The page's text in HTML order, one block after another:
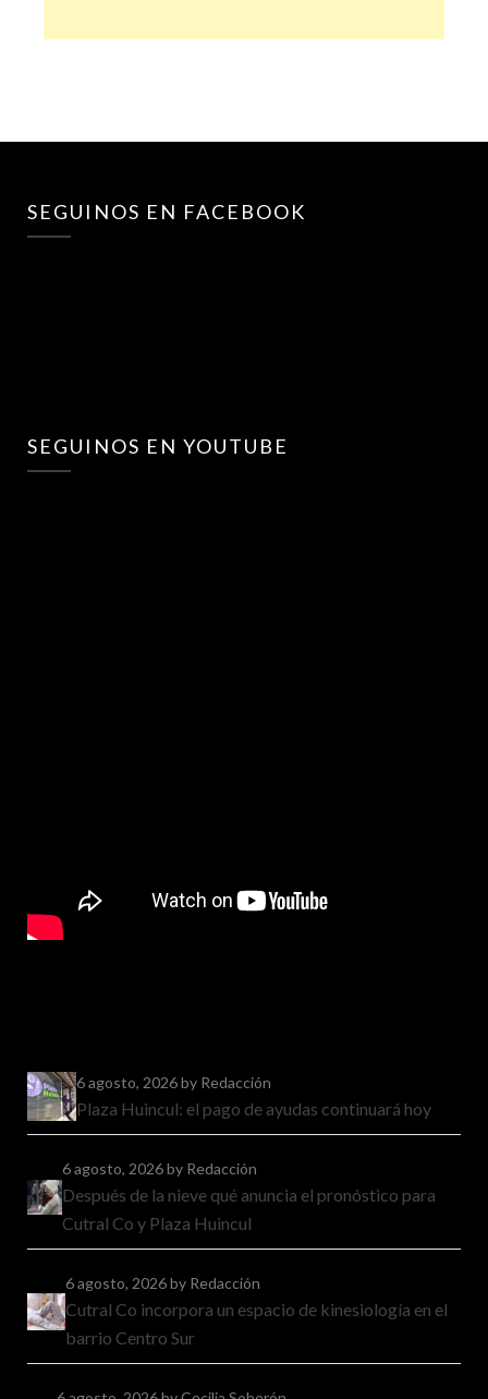
SEGUINOS EN FACEBOOK
SEGUINOS EN YOUTUBE
6 agosto, 2026by Redacción
Plaza Huincul: el pago de ayudas continuará hoy
6 agosto, 2026by Redacción
Después de la nieve qué anuncia el pronóstico para
Cutral Co y Plaza Huincul
6 agosto, 2026by Redacción
Cutral Co incorpora un espacio de kinesiología en el
barrio Centro Sur